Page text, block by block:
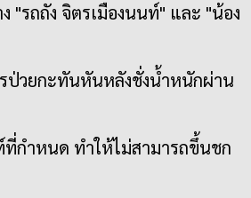
"รถถัง จิตรเมืองนนท์" และ "น้อง
ป่วยกะทันหันหลังชั่งน้ำหนักผ่าน
กำหนด ทำให้ไม่สามารถขึ้นชก